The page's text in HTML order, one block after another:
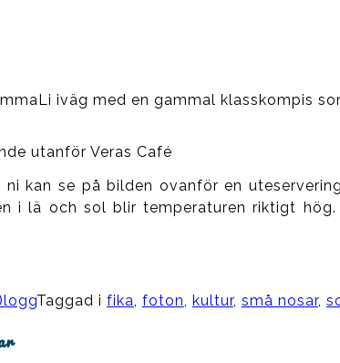
iväg med en gammal klasskompis
utanför Veras Café
ni kan se på bilden ovanför en
i lä och sol blir temperaturen riktigt
Taggad i fika, foton, kultur, små nosar,